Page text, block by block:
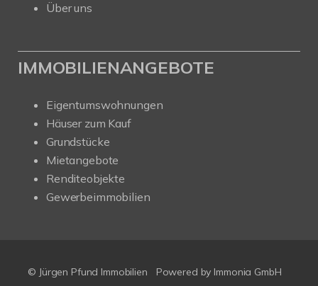
Über uns
IMMOBILIENANGEBOTE
Eigentumswohnungen
Häuser zum Kauf
Grundstücke
Mietangebote
Renditeobjekte
Gewerbeimmobilien
© Jürgen Pfund Immobilien Powered by Immonia GmbH